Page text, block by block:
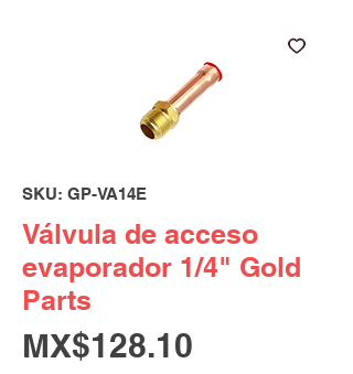
SKU: GP-VA14E
Válvula de acceso
evaporador 1/4" Gold
Parts
MX$128.10